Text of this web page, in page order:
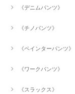
《デニムパンツ》
《チノパンツ》
《ペインターパンツ》
《ワークパンツ》
《スラックス》